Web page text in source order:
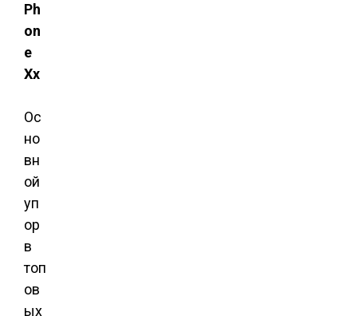
Ph
on
e
Xx
Ос
но
вн
ой
уп
ор
в
топ
ов
ых